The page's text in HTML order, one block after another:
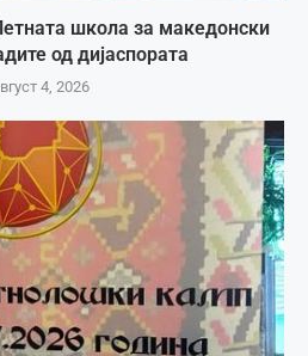
школа за македонски
од дијаспората
4, 2026